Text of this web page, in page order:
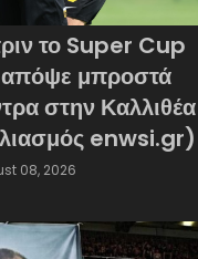
το Super Cup
μπροστά
στην Καλλιθέα
enwsi.gr)
08, 2026